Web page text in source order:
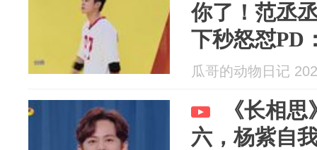
你了！范丞
下秒怒怼PD
瓜哥的动物日记
《长相
六，杨紫自